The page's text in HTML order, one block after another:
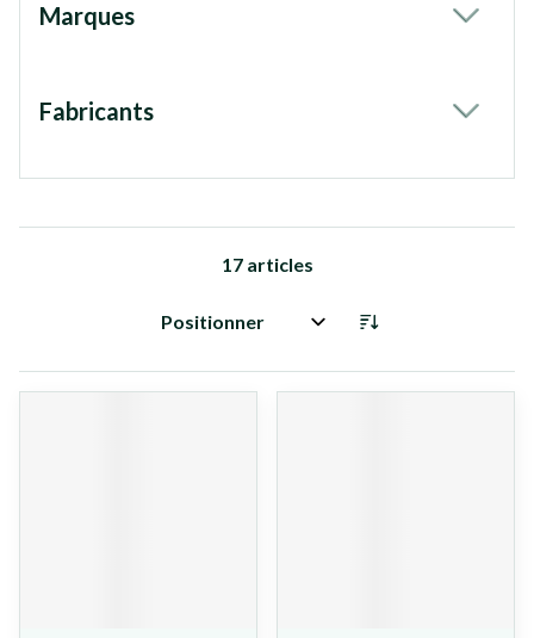
Marques
Fabricants
17articles
Trier par: